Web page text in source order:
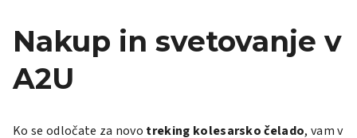
Nakup in svetovanje v
A2U
Ko se odločate za novo treking kolesarsko čelado, vam v